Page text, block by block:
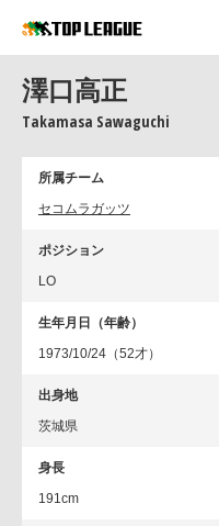
コラム
澤口高正
Takamasa Sawaguchi
所属チーム
セコムラガッツ
ポジション
LO
生年月日（年齢）
1973/10/24（52才）
出身地
茨城県
身長
191cm